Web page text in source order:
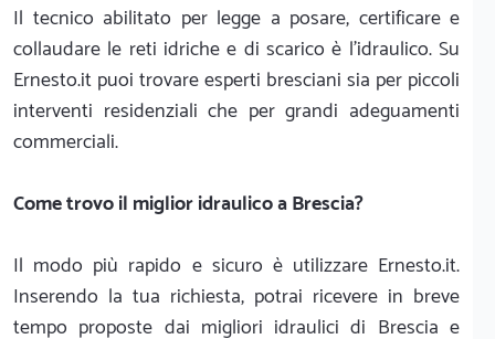
Il tecnico abilitato per legge a posare, certificare e
collaudare le reti idriche e di scarico è l'idraulico. Su
Ernesto.it puoi trovare esperti bresciani sia per piccoli
interventi residenziali che per grandi adeguamenti
commerciali.
Come trovo il miglior idraulico a Brescia?
Il modo più rapido e sicuro è utilizzare Ernesto.it.
Inserendo la tua richiesta, potrai ricevere in breve
tempo proposte dai migliori idraulici di Brescia e